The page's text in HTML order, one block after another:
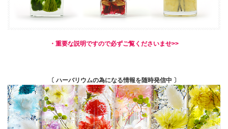
・重要な説明ですので必ずご覧くださいませ>>
〔 ハーバリウムの為になる情報を随時発信中 〕